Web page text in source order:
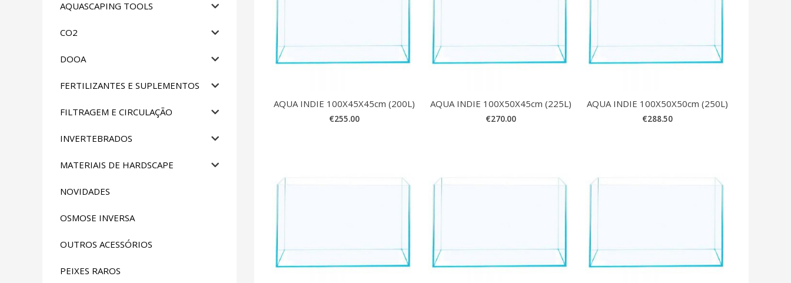
AQUASCAPING TOOLS
CO2
DOOA
FERTILIZANTES E SUPLEMENTOS
FILTRAGEM E CIRCULAÇÃO
INVERTEBRADOS
MATERIAIS DE HARDSCAPE
NOVIDADES
OSMOSE INVERSA
OUTROS ACESSÓRIOS
PEIXES RAROS
AQUA INDIE 100X45X45cm (200L)
€255.00
AQUA INDIE 100X50X45cm (225L)
€270.00
AQUA INDIE 100X50X50cm (250L)
€288.50